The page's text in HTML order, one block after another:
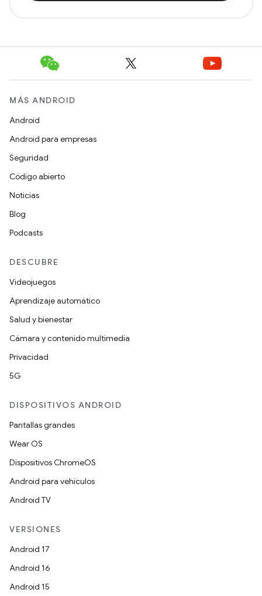
MÁS ANDROID
Android
Android para empresas
Seguridad
Código abierto
Noticias
Blog
Podcasts
DESCUBRE
Videojuegos
Aprendizaje automático
Salud y bienestar
Cámara y contenido multimedia
Privacidad
5G
DISPOSITIVOS ANDROID
Pantallas grandes
Wear OS
Dispositivos ChromeOS
Android para vehículos
Android TV
VERSIONES
Android 17
Android 16
Android 15